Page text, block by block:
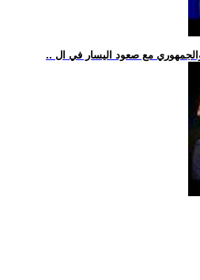
مع صعود اليسار في ال